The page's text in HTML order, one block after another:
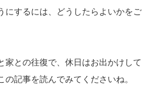
にするには、どうしたらよいかをご
家との往復で、休日はお出かけして
記事を読んでみてくださいね。